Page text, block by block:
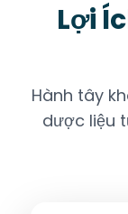
Lợi
Hành tây
dược liệu